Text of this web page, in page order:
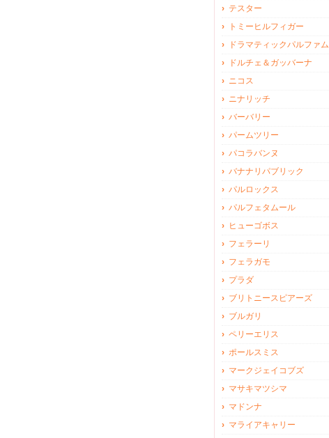
テスター
トミーヒルフィガー
ドラマティックパルファム
ドルチェ＆ガッバーナ
ニコス
ニナリッチ
バーバリー
パームツリー
パコラバンヌ
バナナリパブリック
パルロックス
パルフェタムール
ヒューゴボス
フェラーリ
フェラガモ
プラダ
ブリトニースピアーズ
ブルガリ
ペリーエリス
ポールスミス
マークジェイコブズ
マサキマツシマ
マドンナ
マライアキャリー